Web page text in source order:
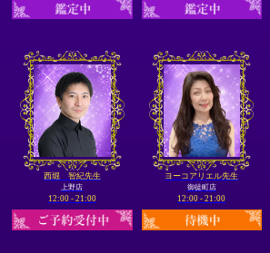
西堀 智紀先生
上野店
12:00 - 21:00
ヨーコアリエル先生
御徒町店
12:00 - 21:00